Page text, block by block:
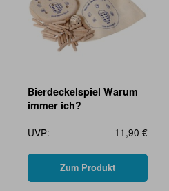
Bierdeckelspiel Warum
immer ich?
UVP:
11,90 €
Zum Produkt